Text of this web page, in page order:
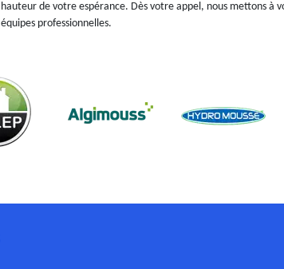
hauteur de votre espérance. Dès votre appel, nous mettons à
équipes professionnelles.